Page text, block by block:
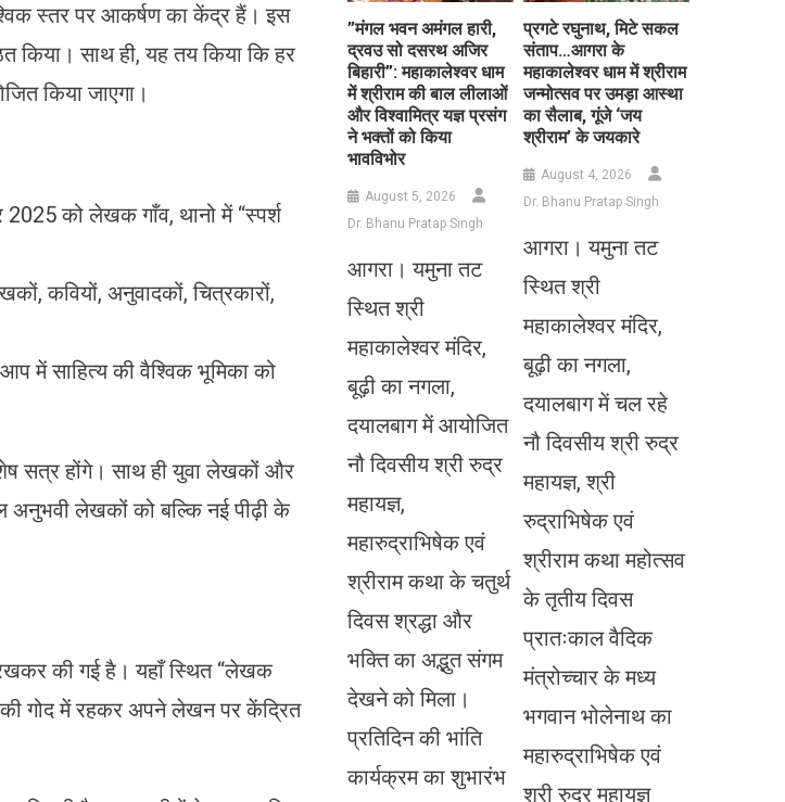
स्तर पर आकर्षण का केंद्र हैं। इस
किया। साथ ही, यह तय किया कि हर
किया जाएगा।
को लेखक गाँव, थानो में “स्पर्श
कवियों, अनुवादकों, चित्रकारों,
में साहित्य की वैश्विक भूमिका को
सत्र होंगे। साथ ही युवा लेखकों और
अनुभवी लेखकों को बल्कि नई पीढ़ी के
की गई है। यहाँ स्थित “लेखक
गोद में रहकर अपने लेखन पर केंद्रित
​”मंगल भवन अमंगल हारी,
द्रवउ सो दसरथ अजिर
बिहारी”: महाकालेश्वर धाम
में श्रीराम की बाल लीलाओं
और विश्वामित्र यज्ञ प्रसंग
ने भक्तों को किया
भावविभोर
August 5, 2026
Dr. Bhanu Pratap Singh
आगरा। यमुना तट
स्थित श्री
महाकालेश्वर मंदिर,
बूढ़ी का नगला,
दयालबाग में आयोजित
नौ दिवसीय श्री रुद्र
महायज्ञ,
महारुद्राभिषेक एवं
श्रीराम कथा के चतुर्थ
दिवस श्रद्धा और
भक्ति का अद्भुत संगम
देखने को मिला।
प्रतिदिन की भांति
कार्यक्रम का शुभारंभ
प्रगटे रघुनाथ, मिटे सकल
संताप…आगरा के
महाकालेश्वर धाम में श्रीराम
जन्मोत्सव पर उमड़ा आस्था
का सैलाब, गूंजे ‘जय
श्रीराम’ के जयकारे
August 4, 2026
Dr. Bhanu Pratap Singh
आगरा। यमुना तट
स्थित श्री
महाकालेश्वर मंदिर,
बूढ़ी का नगला,
दयालबाग में चल रहे
नौ दिवसीय श्री रुद्र
महायज्ञ, श्री
रुद्राभिषेक एवं
श्रीराम कथा महोत्सव
के तृतीय दिवस
प्रातःकाल वैदिक
मंत्रोच्चार के मध्य
भगवान भोलेनाथ का
महारुद्राभिषेक एवं
श्री रुद्र महायज्ञ